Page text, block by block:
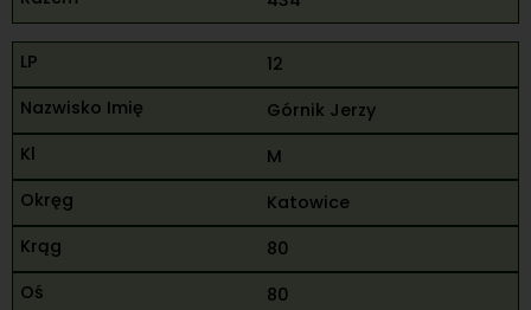
12
Górnik Jerzy
M
Katowice
80
80